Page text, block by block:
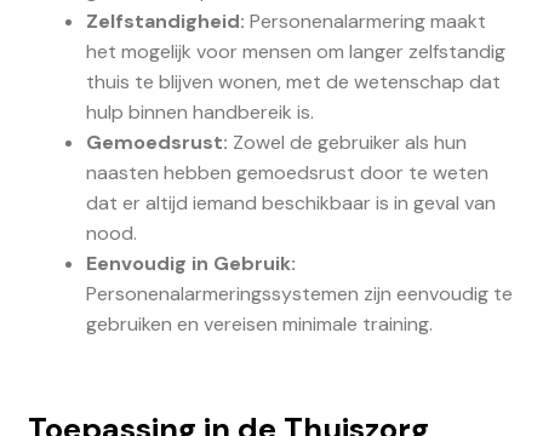
Zelfstandigheid: Personenalarmering maakt
het mogelijk voor mensen om langer zelfstandig
thuis te blijven wonen, met de wetenschap dat
hulp binnen handbereik is.
Gemoedsrust: Zowel de gebruiker als hun
naasten hebben gemoedsrust door te weten
dat er altijd iemand beschikbaar is in geval van
nood.
Eenvoudig in Gebruik:
Personenalarmeringssystemen zijn eenvoudig te
gebruiken en vereisen minimale training.